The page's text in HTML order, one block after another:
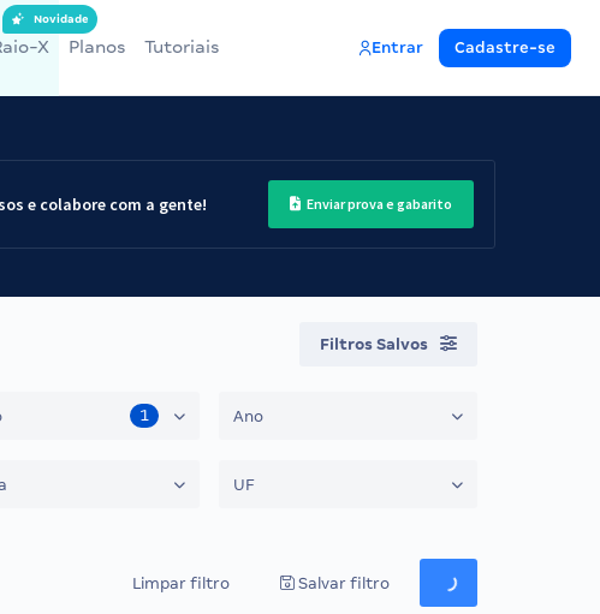
X
Novidade
Planos Tutoriais Entrar Cadastre-se
e colabore com a gente! Enviar prova e gabarito
Filtros Salvos
1 Ano
UF
Limpar filtro Salvar filtro